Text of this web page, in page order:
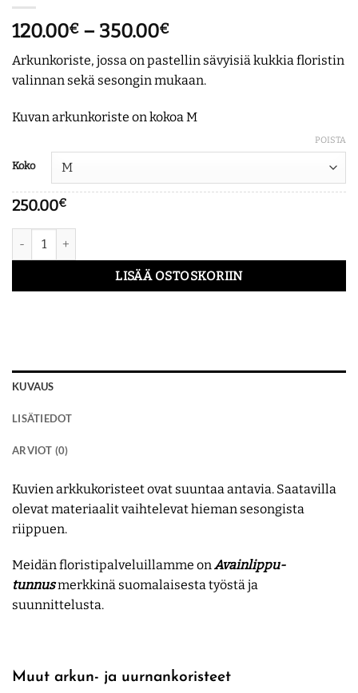
120.00€ – 350.00€Hintaluokka:
120.00€
-
350.00€
Arkunkoriste, jossa on pastellin sävyisiä kukkia floristin
valinnan sekä sesongin mukaan.
Kuvan arkunkoriste on kokoa M
Koko
POISTA
250.00€
Arkunkoriste Pastelli määrä
LISÄÄ OSTOSKORIIN
KUVAUS
LISÄTIEDOT
ARVIOT (0)
Kuvien arkkukoristeet ovat suuntaa antavia. Saatavilla
olevat materiaalit vaihtelevat hieman sesongista
riippuen.
Meidän floristipalveluillamme onAvainlippu-
tunnusmerkkinä suomalaisesta työstä ja
suunnittelusta.
Muut arkun- ja uurnankoristeet